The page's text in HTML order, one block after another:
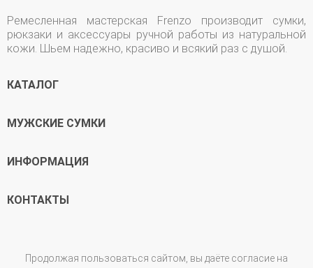
Ремесленная мастерская Frenzo производит сумки,
рюкзаки и аксессуары ручной работы из натуральной
кожи. Шьем надежно, красиво и всякий раз с душой.
КАТАЛОГ
МУЖСКИЕ СУМКИ
ИНФОРМАЦИЯ
КОНТАКТЫ
Продолжая пользоваться сайтом, вы даёте согласие на